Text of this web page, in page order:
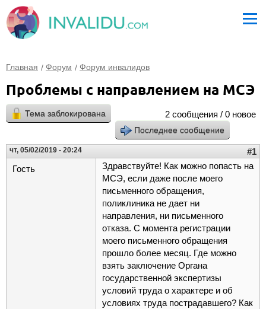
Главная Форум Форум инвалидов
Проблемы с направлением на МСЭ
2 сообщения / 0 новое
Тема заблокирована
Последнее сообщение
чт, 05/02/2019 - 20:24
#1
Гость
Здравствуйте! Как можно попасть на
МСЭ, если даже после моего
письменного обращения,
поликлиника не дает ни
направления, ни письменного
отказа. С момента регистрации
моего письменного обращения
прошло более месяц. Где можно
взять заключение Органа
государственной экспертизы
условий труда о характере и об
условиях труда пострадавшего? Как